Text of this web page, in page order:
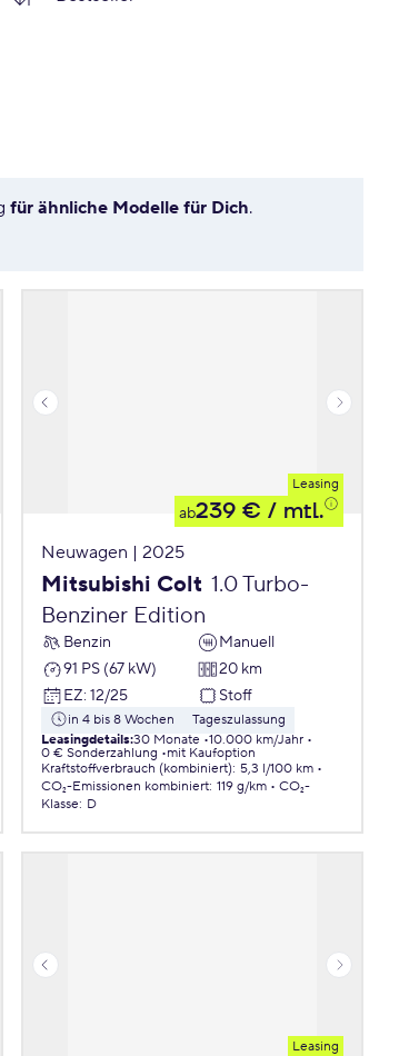
für ähnliche Modelle für Dich.
Leasing
ab239 € / mtl.
Neuwagen | 2025
Mitsubishi Colt 1.0 Turbo-
Benziner Edition
Benzin
Manuell
91 PS (67 kW)
20 km
EZ: 12/25 Stoff
in 4 bis 8 Wochen
Tageszulassung
Leasingdetails:30 Monate 10.000 km/Jahr
0 € Sonderzahlung
mit Kaufoption
Kraftstoffverbrauch (kombiniert): 5,3 l/100 km
CO₂-Emissionen kombiniert: 119 g/km
CO₂-
Klasse: D
Leasing